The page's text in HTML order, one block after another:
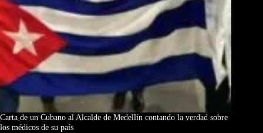
Carta de un Cubano al Alcalde de Medellín contando la verdad sobre
los médicos de su país